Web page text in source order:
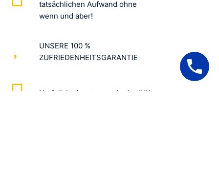
tatsächlichen Aufwand ohne
wenn und aber!
UNSERE 100 %
ZUFRIEDENHEITSGARANTIE
Natürlich eingetragen in der IHK